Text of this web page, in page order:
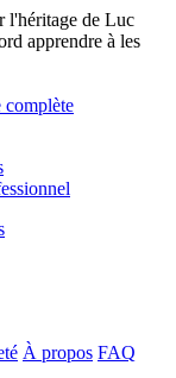
l'héritage de Luc
apprendre à les
complète
À propos FAQ